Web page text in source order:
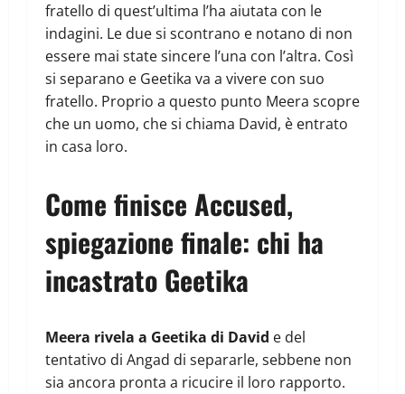
fratello di quest’ultima l’ha aiutata con le
indagini. Le due si scontrano e notano di non
essere mai state sincere l’una con l’altra. Così
si separano e Geetika va a vivere con suo
fratello. Proprio a questo punto Meera scopre
che un uomo, che si chiama David, è entrato
in casa loro.
Come finisce Accused,
spiegazione finale: chi ha
incastrato Geetika
Meera rivela a Geetika di David e del
tentativo di Angad di separarle, sebbene non
sia ancora pronta a ricucire il loro rapporto.